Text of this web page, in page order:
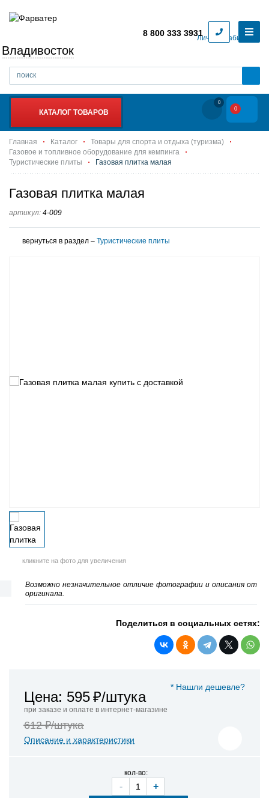
Личный кабинет
Владивосток
8 800 333 3931
КАТАЛОГ ТОВАРОВ
0
0
Главная Каталог
Товары для спорта и отдыха (туризма)
Газовое и топливное оборудование для кемпинга
Туристические плиты
Газовая плитка малая
Газовая плитка малая
артикул: 4-009
вернуться в раздел – Туристические плиты
кликните на фото для увеличения
Возможно незначительное отличие фотографии и описания от
оригинала.
Поделиться в социальных сетях:
* Нашли дешевле?
Цена: 595₽/штука
при заказе и оплате в интернет-магазине
612 ₽/штука
Описание и характеристики
кол-во:
- +